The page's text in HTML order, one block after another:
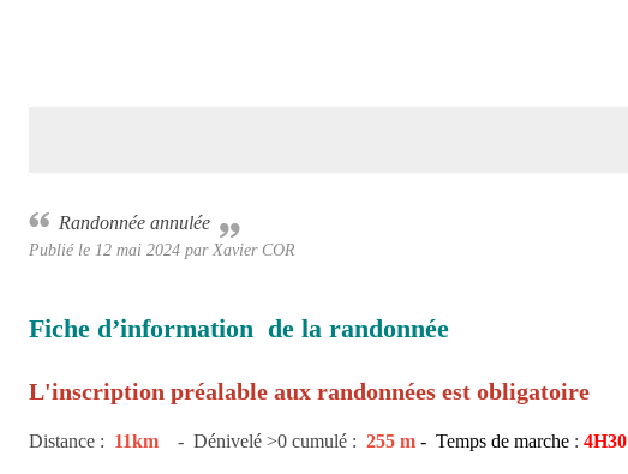
Randonnée annulée
Publié le 12 mai 2024 par Xavier COR
Fiche d’information de la randonnée
L'inscription préalable aux randonnées est obligatoire
Distance : 11km - Dénivelé >0 cumulé : 255 m - Temps de marche : 4H30